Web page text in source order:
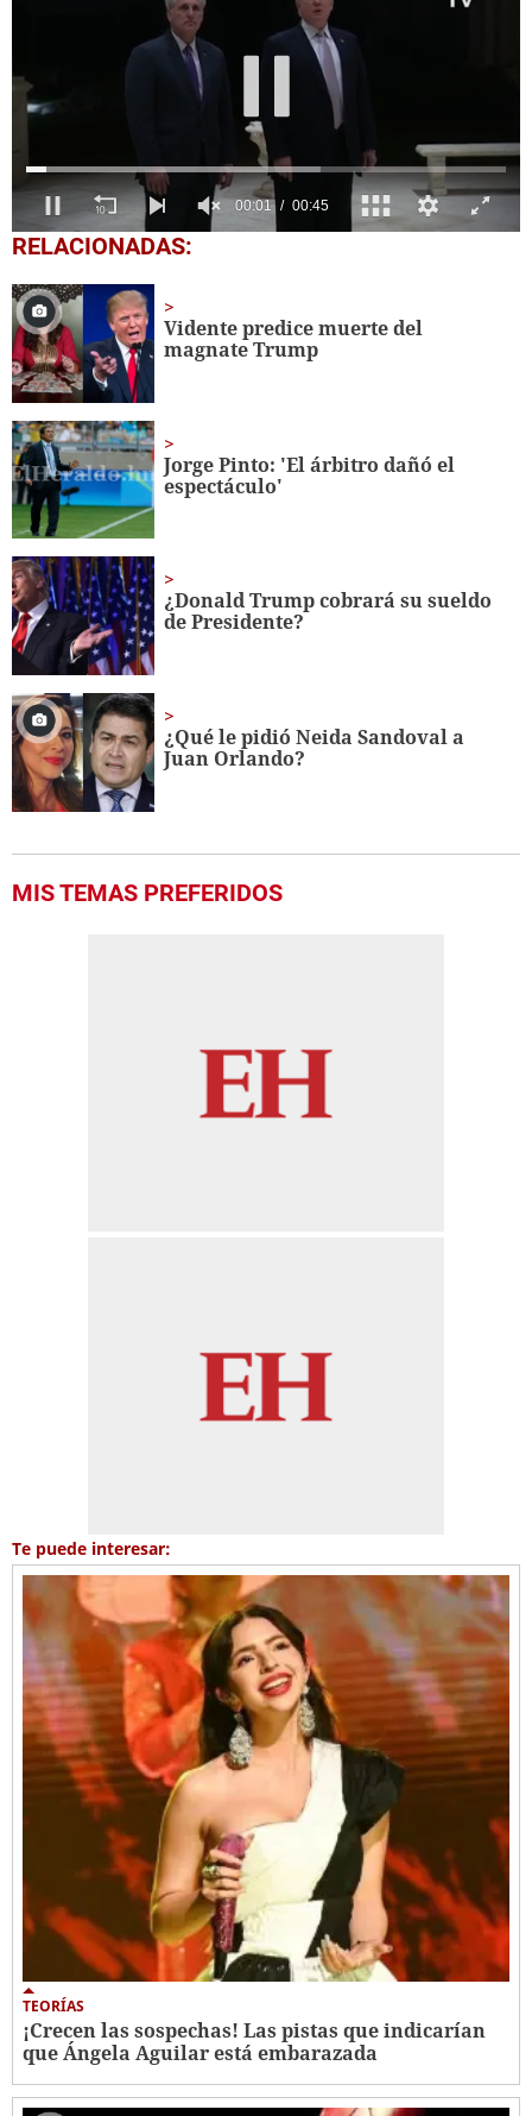
0
seconds
45
seconds
RELACIONADAS:
Vidente predice muerte del
magnate Trump
Jorge Pinto: 'El árbitro dañó el
espectáculo'
¿Donald Trump cobrará su sueldo
de Presidente?
¿Qué le pidió Neida Sandoval a
Juan Orlando?
MIS TEMAS PREFERIDOS
Te puede interesar:
TEORÍAS
¡Crecen las sospechas! Las pistas que indicarían
que Ángela Aguilar está embarazada